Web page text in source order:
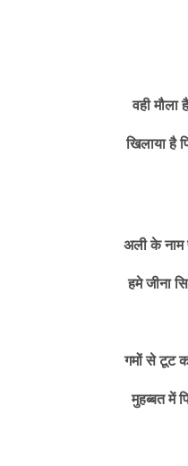
वही मौला
खिलाया है
अली के नाम
हमे जीना
गमों से टूट
मुहब्बत में